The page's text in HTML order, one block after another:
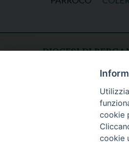
DIOCESI DI
fax: 035/278.250cookie
cookie